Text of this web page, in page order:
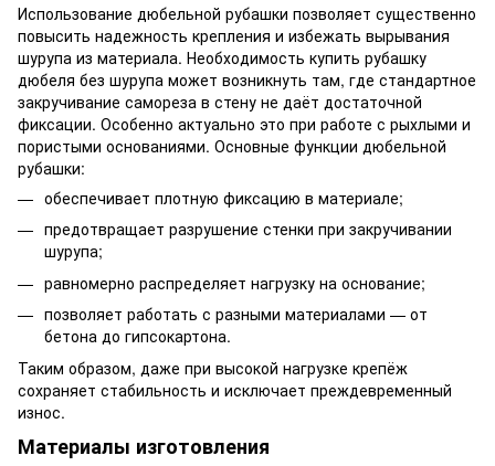
Использование дюбельной рубашки позволяет существенно
повысить надежность крепления и избежать вырывания
шурупа из материала. Необходимость купить рубашку
дюбеля без шурупа может возникнуть там, где стандартное
закручивание самореза в стену не даёт достаточной
фиксации. Особенно актуально это при работе с рыхлыми и
пористыми основаниями. Основные функции дюбельной
рубашки:
обеспечивает плотную фиксацию в материале;
предотвращает разрушение стенки при закручивании
шурупа;
равномерно распределяет нагрузку на основание;
позволяет работать с разными материалами — от
бетона до гипсокартона.
Таким образом, даже при высокой нагрузке крепёж
сохраняет стабильность и исключает преждевременный
износ.
Материалы изготовления